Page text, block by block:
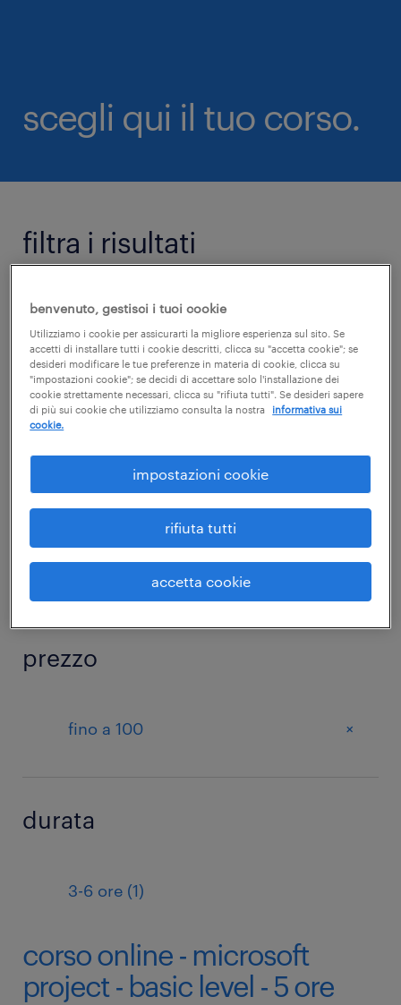
scegli qui il tuo corso.
filtra i risultati
categoria
sicurezza +
sotto categoria
Microsoft PROJECT +
prezzo
fino a 100 +
durata
3-6 ore (1)
corso online - microsoft
project - basic level - 5 ore
benvenuto, gestisci i tuoi cookie
Utilizziamo i cookie per assicurarti la migliore esperienza sul sito. Se
accetti di installare tutti i cookie descritti, clicca su "accetta cookie"; se
desideri modificare le tue preferenze in materia di cookie, clicca su
"impostazioni cookie"; se decidi di accettare solo l'installazione dei
cookie strettamente necessari, clicca su "rifiuta tutti". Se desideri sapere
di più sui cookie che utilizziamo consulta la nostra
informativa sui
cookie.
impostazioni cookie
rifiuta tutti
accetta cookie